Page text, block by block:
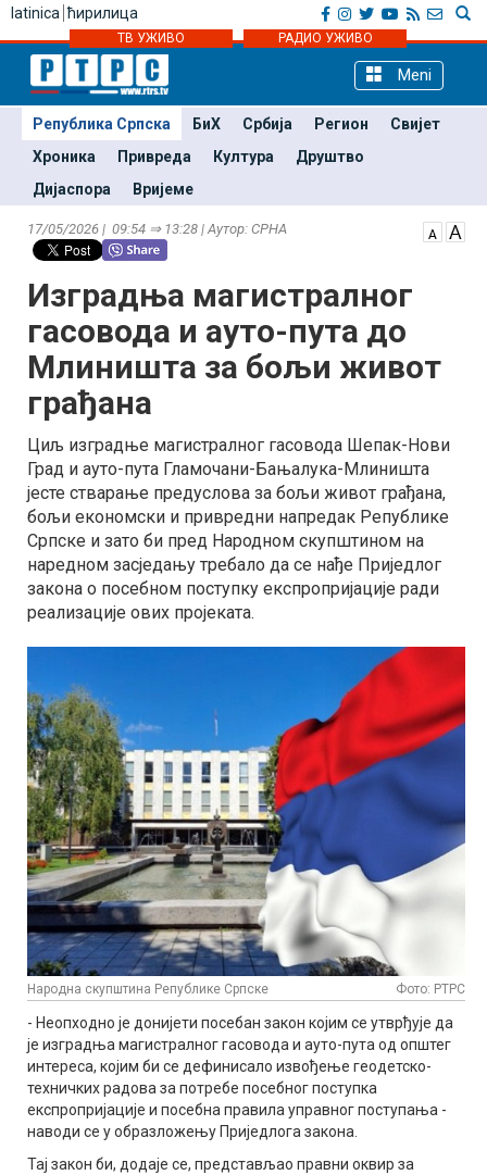
latinica ћирилица
ТВ УЖИВО РАДИО УЖИВО
Meni
Република Српска БиХ Србија Регион
Свијет
Хроника
Привреда Култура
Друштво
Дијаспора
Вријеме
17/05/2026 | 09:54 ⇒ 13:28 | Аутор: СРНА
Изградња магистралног
гасовода и ауто-пута до
Млиништа за бољи живот
грађана
Циљ изградње магистралног гасовода Шепак-Нови
Град и ауто-пута Гламочани-Бањалука-Млиништа
јесте стварање предуслова за бољи живот грађана,
бољи економски и привредни напредак Републике
Српске и зато би пред Народном скупштином на
наредном засједању требало да се нађе Приједлог
закона о посебном поступку експропријације ради
реализације ових пројеката.
Народна скупштина Републике Српске Фото: РТРС
- Неопходно је донијети посебан закон којим се утврђује да
је изградња магистралног гасовода и ауто-пута од општег
интереса, којим би се дефинисало извођење геодетско-
техничких радова за потребе посебног поступка
експропријације и посебна правила управног поступања -
наводи се у образложењу Приједлога закона.
Тај закон би, додаје се, представљао правни оквир за